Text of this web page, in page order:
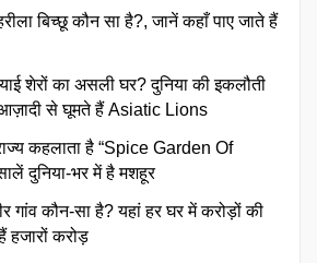
बिच्छू कौन सा है?, जानें कहाँ पाए जाते हैं
शेरों का असली घर? दुनिया की इकलौती
से घूमते हैं Asiatic Lions
कहलाता है “Spice Garden Of
दुनिया-भर में है मशहूर
गांव कौन-सा है? यहां हर घर में करोड़ों की
हजारों करोड़